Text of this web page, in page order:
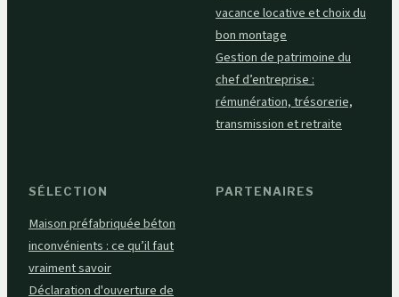
vacance locative et choix du
bon montage
Gestion de patrimoine du
chef d’entreprise :
rémunération, trésorerie,
transmission et retraite
SÉLECTION
Maison préfabriquée béton
inconvénients : ce qu’il faut
vraiment savoir
Déclaration d'ouverture de
PARTENAIRES